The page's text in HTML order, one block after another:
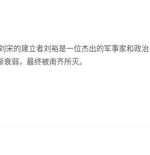
宋的建立者刘裕是一位杰出的军事家和政治
弱，最终被南齐所灭。